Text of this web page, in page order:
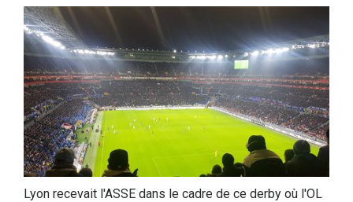
Lyon recevait l'ASSE dans le cadre de ce derby où l'OL